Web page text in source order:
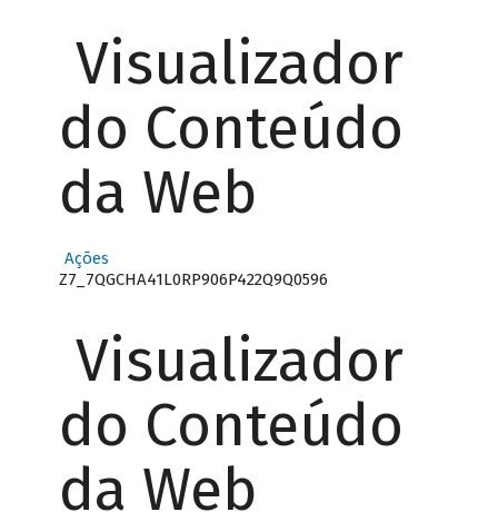
Visualizador
do Conteúdo
da Web
Ações
Z7_7QGCHA41L0RP906P422Q9Q0596
Visualizador
do Conteúdo
da Web